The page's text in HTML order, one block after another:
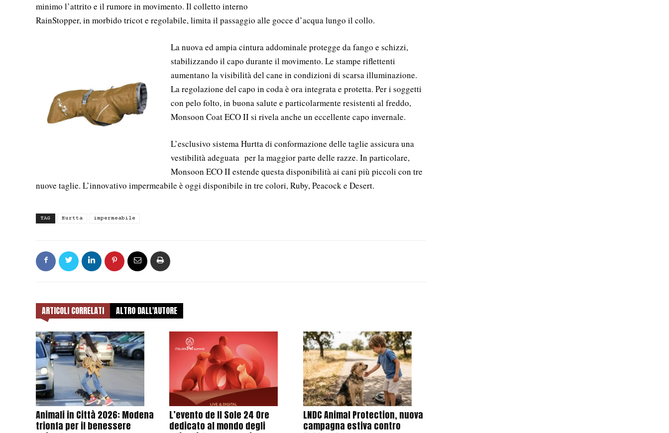
minimo l’attrito e il rumore in movimento. Il colletto interno
RainStopper, in morbido tricot e regolabile, limita il passaggio alle gocce d’acqua lungo il collo.
La nuova ed ampia cintura addominale protegge da fango e schizzi,
stabilizzando il capo durante il movimento. Le stampe riflettenti
aumentano la visibilità del cane in condizioni di scarsa illuminazione.
La regolazione del capo in coda è ora integrata e protetta. Per i soggetti
con pelo folto, in buona salute e particolarmente resistenti al freddo,
Monsoon Coat ECO II si rivela anche un eccellente capo invernale.
L’esclusivo sistema Hurtta di conformazione delle taglie assicura una
vestibilità adeguata per la maggior parte delle razze. In particolare,
Monsoon ECO II estende questa disponibilità ai cani più piccoli con tre
nuove taglie. L’innovativo impermeabile è oggi disponibile in tre colori, Ruby, Peacock e Desert.
TAG Hurtta impermeabile
ARTICOLI CORRELATI ALTRO DALL'AUTORE
Animali in Città 2026: Modena
trionfa per il benessere
L’evento de Il Sole 24 Ore
dedicato al mondo degli
LNDC Animal Protection, nuova
campagna estiva contro